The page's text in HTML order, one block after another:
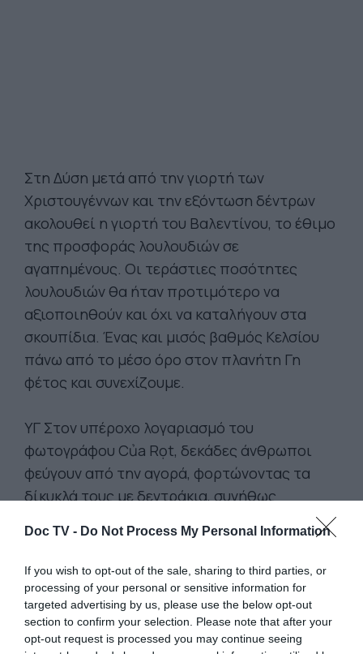
Doc TV - Do Not Process My Personal Information
If you wish to opt-out of the sale, sharing to third parties, or
processing of your personal or sensitive information for
targeted advertising by us, please use the below opt-out
section to confirm your selection. Please note that after your
opt-out request is processed you may continue seeing
Στη Δύση μετά από την γιορτή των
Χριστουγέννων και την εξόντωση δέντρων
ακολουθεί η γιορτή του Βαλεντίνου, το έθιμο
της προσφοράς λουλουδιών σε
αγαπημένους. Οι τεράστιες ποσότητες
λουλουδιών θα ήταν προτιμότερο να
αξιοποιηθούν και όχι να καταλήγουν στα
σκουπίδια. Ένας και μισός βαθμός Κελσίου
πάνω από το μέσο όρο στον πλανήτη Γη
φέτος και συνεχίζουμε.
ΥΓ Στον υπέροχο λογαριασμό του
φωτογράφου Của Rọt, δεκάδες άνθρωποι
φεύγουν από την αγορά, φορτώνοντας τα
δίκυκλά τους με δεντράκια, συνήθως
ροδακινιές και κουμκουάτ. Άρον το δεντράκι
σου και περιπάτει.